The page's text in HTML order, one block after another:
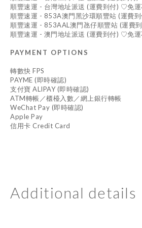
順豐速運 - 台灣地址派送 (運費到付) ♡免運
順豐速運 - 853A澳門黑沙環順豐站 (運費
順豐速運 - 853AAL澳門氹仔順豐站 (運費
順豐速運 - 澳門地址派送 (運費到付) ♡免運
PAYMENT OPTIONS
轉數快 FPS
PAYME (即時確認)
支付寶 ALIPAY (即時確認)
ATM轉帳／櫃檯入數／網上銀行轉帳
WeChat Pay (即時確認)
Apple Pay
信用卡 Credit Card
Additional details